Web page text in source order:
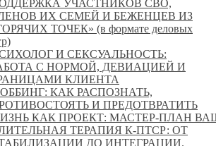
УЧАСТНИКОВ СВО,
ИХ СЕМЕЙ И БЕЖЕНЦЕВ ИЗ
ТОЧЕК» (в формате деловых
И СЕКСУАЛЬНОСТЬ:
С НОРМОЙ, ДЕВИАЦИЕЙ И
КЛИЕНТА
КАК РАСПОЗНАТЬ,
И ПРЕДОТВРАТИТЬ
КАК ПРОЕКТ: МАСТЕР‑ПЛАН
ТЕРАПИЯ К-ПТСР: ОТ
ДО ИНТЕГРАЦИИ.